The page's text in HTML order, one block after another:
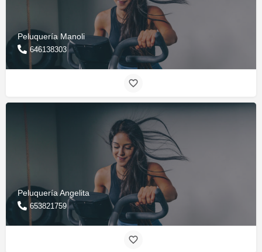
Peluquería Manoli
646138303
Peluquería Angelita
653821759